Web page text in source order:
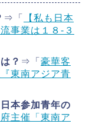
⇒「
【私も日本
事業は１８-３
？ ⇒「 豪華客
東南アジア青
本参加青年の
主催「東南ア